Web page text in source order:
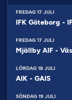
FREDAG 17 JULI
IFK Göteborg -
FREDAG 17 JULI
Mjällby AIF -
LÖRDAG 18 JULI
AIK - GAIS
SÖNDAG 19 JULI